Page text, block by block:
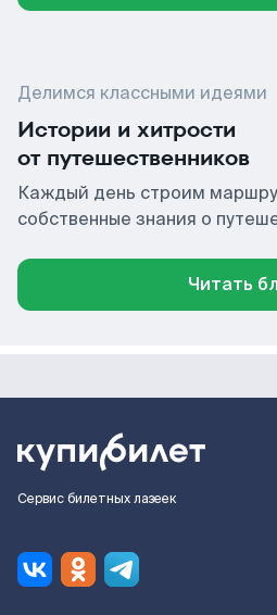
Делимся классными идеями
Истории и хитрости
от путешественников
Каждый день строим
собственные знания о
Читать
Сервис билетных лазеек